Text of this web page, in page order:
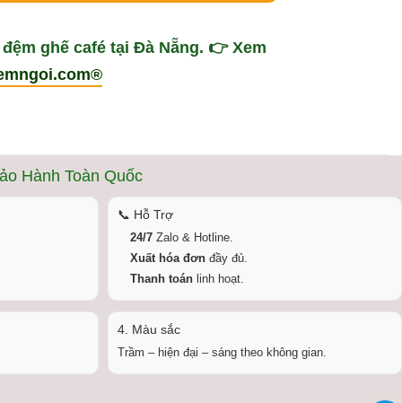
ghế café tại Đà Nẵng. 👉 Xem
Hành Toàn Quốc
📞 Hỗ Trợ
24/7Zalo & Hotline.
Xuất hóa đơnđầy đủ.
Thanh toánlinh hoạt.
4. Màu sắc
Trầm – hiện đại – sáng theo không gian.